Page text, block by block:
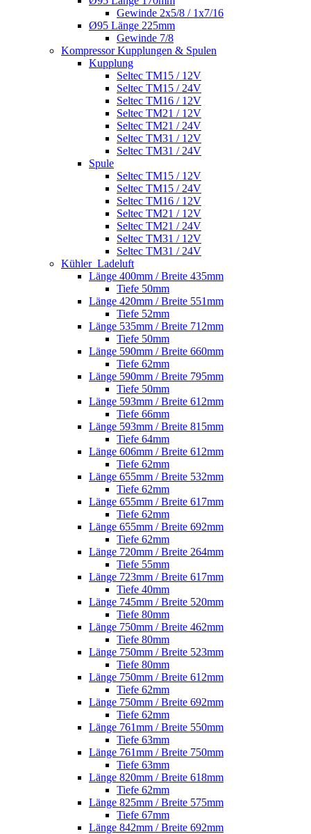
Gewinde 2x5/8 / 1x7/16
Ø95 Länge 225mm
Gewinde 7/8
Kompressor Kupplungen & Spulen
Kupplung
Seltec TM15 / 12V
Seltec TM15 / 24V
Seltec TM16 / 12V
Seltec TM21 / 12V
Seltec TM21 / 24V
Seltec TM31 / 12V
Seltec TM31 / 24V
Spule
Seltec TM15 / 12V
Seltec TM15 / 24V
Seltec TM16 / 12V
Seltec TM21 / 12V
Seltec TM21 / 24V
Seltec TM31 / 12V
Seltec TM31 / 24V
Kühler_Ladeluft
Länge 400mm / Breite 435mm
Tiefe 50mm
Länge 420mm / Breite 551mm
Tiefe 52mm
Länge 535mm / Breite 712mm
Tiefe 50mm
Länge 590mm / Breite 660mm
Tiefe 62mm
Länge 590mm / Breite 795mm
Tiefe 50mm
Länge 593mm / Breite 612mm
Tiefe 66mm
Länge 593mm / Breite 815mm
Tiefe 64mm
Länge 606mm / Breite 612mm
Tiefe 62mm
Länge 655mm / Breite 532mm
Tiefe 62mm
Länge 655mm / Breite 617mm
Tiefe 62mm
Länge 655mm / Breite 692mm
Tiefe 62mm
Länge 720mm / Breite 264mm
Tiefe 55mm
Länge 723mm / Breite 617mm
Tiefe 40mm
Länge 745mm / Breite 520mm
Tiefe 80mm
Länge 750mm / Breite 462mm
Tiefe 80mm
Länge 750mm / Breite 523mm
Tiefe 80mm
Länge 750mm / Breite 612mm
Tiefe 62mm
Länge 750mm / Breite 692mm
Tiefe 62mm
Länge 761mm / Breite 550mm
Tiefe 63mm
Länge 761mm / Breite 750mm
Tiefe 63mm
Länge 820mm / Breite 618mm
Tiefe 62mm
Länge 825mm / Breite 575mm
Tiefe 67mm
Länge 842mm / Breite 692mm